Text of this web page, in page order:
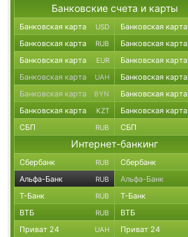
Банковские счета и карты
Банковская карта USD Банковская карта
Банковская карта RUB Банковская карта
Банковская карта EUR Банковская карта
Банковская карта UAH Банковская карта
Банковская карта BYN Банковская карта
Банковская карта KZT Банковская карта
СБП RUB СБП
Интернет-банкинг
Сбербанк RUB Сбербанк
Альфа-Банк RUB Альфа-Банк
Т-Банк RUB Т-Банк
ВТБ RUB ВТБ
Приват 24 UAH Приват 24